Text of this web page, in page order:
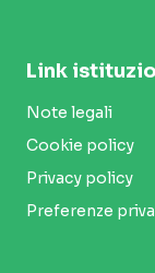
Link
Note legali
Cookie policy
Privacy policy
Preferenze